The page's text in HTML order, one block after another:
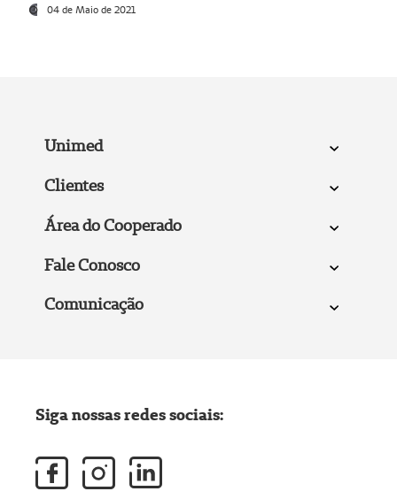
04 de Maio de 2021
Unimed
Clientes
Área do Cooperado
Fale Conosco
Comunicação
Siga nossas redes sociais: